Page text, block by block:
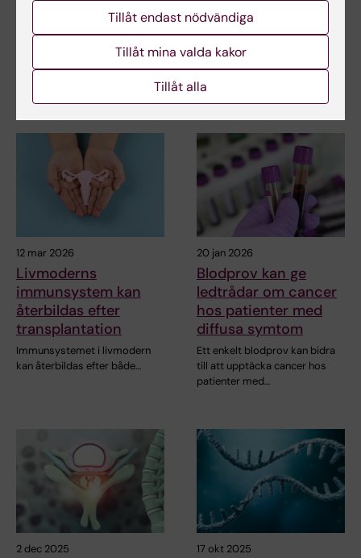
Dela
Relaterade artiklar
12 mar 2026
Livmoderns
immunsystem kan
återbildas efter
transplantation
Immunsystemet i livmodern
kan återbildas efter både…
20 jan 2026
Blodprov kan ge
ledtrådar om cancer
hos patienter med
diffusa symtom
Ett enkelt blodprov kan bidra
till att upptäcka cancer hos
patienter med…
2 dec 2025 17 okt 2025
Tillåt endast nödvändiga
Tillåt mina valda kakor
Tillåt alla